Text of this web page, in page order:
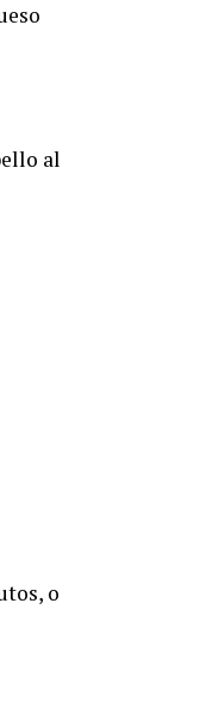
al
o